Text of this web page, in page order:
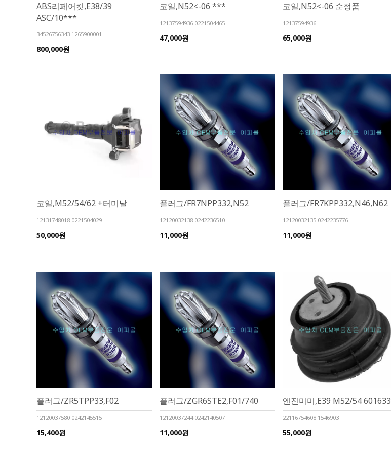
ABS리페어킷,E38/39
ASC/10***
34526756343 1265900001
800,000원
코일,N52<-06 ***
12137594936 0221504465
47,000원
코일,N52<-06 순정품
12137594936
65,000원
코일,M52/54/62 +터미날
12131748018 0221504029
50,000원
플러그/FR7NPP332,N52
12120032138 0242236510
11,000원
플러그/FR7KPP332,N46,N62
12120032135 0242235776
11,000원
플러그/ZR5TPP33,F02
12120037580 0242145515
15,400원
플러그/ZGR6STE2,F01/740
12120037244 0242140507
11,000원
엔진미미,E39 M52/54 601633
22116754608 1546903
55,000원